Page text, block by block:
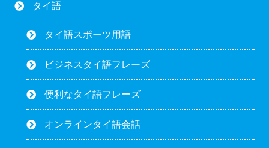
タイ語
タイ語スポーツ用語
ビジネスタイ語フレーズ
便利なタイ語フレーズ
オンラインタイ語会話